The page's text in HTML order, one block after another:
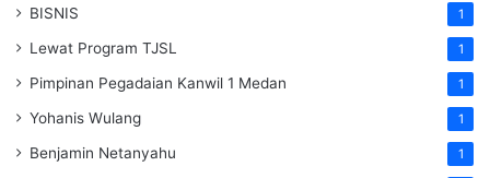
BISNIS 1
Lewat Program TJSL 1
Pimpinan Pegadaian Kanwil 1 Medan 1
Yohanis Wulang 1
Benjamin Netanyahu 1